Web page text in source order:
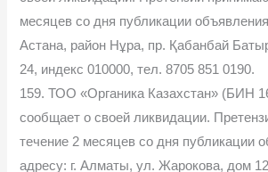
месяцев со дня публикации
Астана, район Нұра, пр. Қабанбай
24, индекс 010000, тел. 8705 851 0190.
159. ТОО «Органика Казахстан» (БИН
сообщает о своей ликвидации.
течение 2 месяцев со дня публикации
адресу: г. Алматы, ул. Жарокова, дом